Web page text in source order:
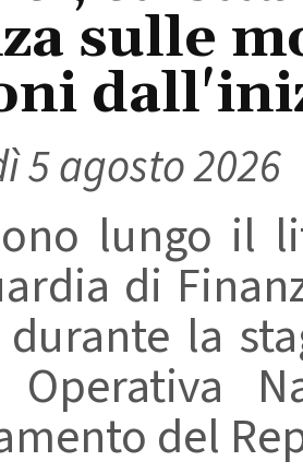
sulle
5 agosto 2026
lungo il
di
la
Operativa
del